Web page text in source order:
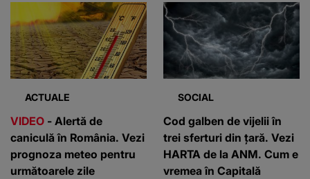
ACTUALE
VIDEO - Alertă de
caniculă în România. Vezi
prognoza meteo pentru
următoarele zile
SOCIAL
Cod galben de vijelii în
trei sferturi din țară. Vezi
HARTA de la ANM. Cum e
vremea în Capitală